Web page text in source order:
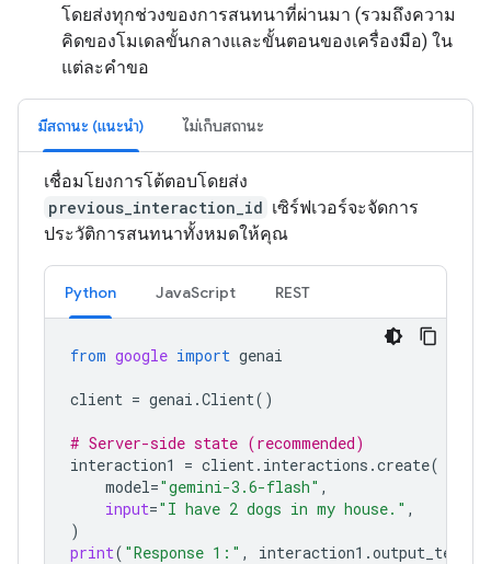
โดยส่งทุกช่วงของการสนทนาที่ผ่านมา (รวมถึงความ
คิดของโมเดลขั้นกลางและขั้นตอนของเครื่องมือ) ใน
แต่ละคำขอ
มีสถานะ (แนะนำ) ไม่เก็บสถานะ
เชื่อมโยงการโต้ตอบโดยส่ง
previous_interaction_id เซิร์ฟเวอร์จะจัดการ
ประวัติการสนทนาทั้งหมดให้คุณ
Python JavaScript REST
from google import genai
client = genai .Client()
# Server-side state (recommended)
interaction1
= client. interactions .create(
model="gemini-3.6-flash" ,
input="I have 2 dogs in my house." ,
)
print( "Response 1:" , interaction1 .output_text